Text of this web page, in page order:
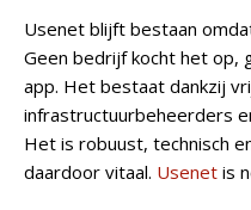
Usenet blijft bestaan
Geen bedrijf kocht het op,
app. Het bestaat dankzij
infrastructuurbeheerders
Het is robuust, technisch
daardoor vitaal. Usenet is